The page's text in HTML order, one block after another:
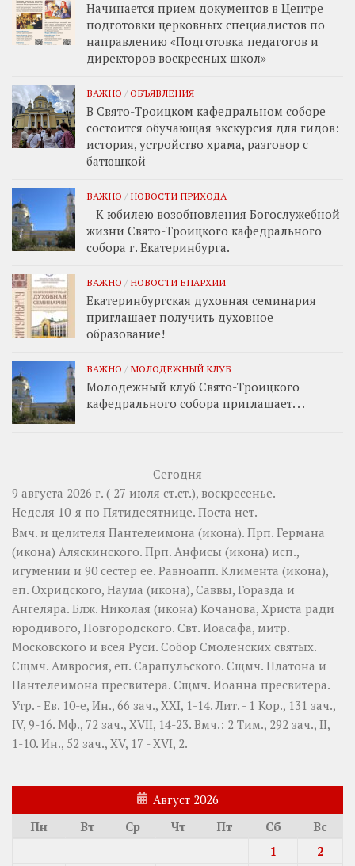
Начинается прием документов в Центре
подготовки церковных специалистов по
направлению «Подготовка педагогов и
директоров воскресных школ»
ВАЖНО / ОБЪЯВЛЕНИЯ
В Свято-Троицком кафедральном соборе
состоится обучающая экскурсия для гидов:
история, устройство храма, разговор с
батюшкой
ВАЖНО / НОВОСТИ ПРИХОДА
К юбилею возобновления Богослужебной
жизни Свято-Троицкого кафедрального
собора г. Екатеринбурга.
ВАЖНО / НОВОСТИ ЕПАРХИИ
Екатеринбургская духовная семинария
приглашает получить духовное
образование!
ВАЖНО / МОЛОДЕЖНЫЙ КЛУБ
Молодежный клуб Свято-Троицкого
кафедрального собора приглашает. . .
Сегодня
9 августа 2026 г. ( 27 июля ст.ст.), воскресенье.
Неделя 10-я по Пятидесятнице. Поста нет.
Вмч. и целителя Пантелеимона (икона). Прп. Германа
(икона) Аляскинского. Прп. Анфисы (икона) исп.,
игумении и 90 сестер ее. Равноапп. Климента (икона),
еп. Охридского, Наума (икона), Саввы, Горазда и
Ангеляра. Блж. Николая (икона) Кочанова, Христа ради
юродивого, Новгородского. Свт. Иоасафа, митр.
Московского и всея Руси. Собор Смоленских святых.
Сщмч. Амвросия, еп. Сарапульского. Сщмч. Платона и
Пантелеимона пресвитера. Сщмч. Иоанна пресвитера.
Утр. - Ев. 10-е, Ин., 66 зач., XXI, 1-14.Лит. - 1 Кор., 131 зач.,
IV, 9-16. Мф., 72 зач., XVII, 14-23. Вмч.: 2 Тим., 292 зач., II,
1-10. Ин., 52 зач., XV, 17 - XVI, 2.
Август 2026
Пн
Вт Ср Чт Пт Сб
Вс
1
2